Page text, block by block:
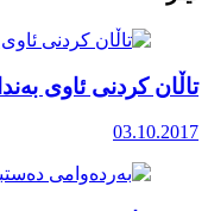
تاڵان کردنی ئاوی
03.10.2017